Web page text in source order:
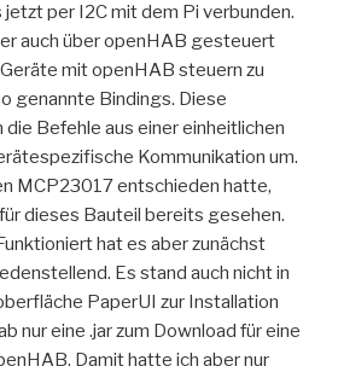
jetzt per I2C mit dem Pi verbunden.
auch über openHAB gesteuert
mit openHAB steuern zu
genannte Bindings. Diese
Befehle aus einer einheitlichen
Kommunikation um.
MCP23017 entschieden hatte,
dieses Bauteil bereits gesehen.
hat es aber zunächst
Es stand auch nicht in
PaperUI zur Installation
nur eine .jar zum Download für eine
Damit hatte ich aber nur